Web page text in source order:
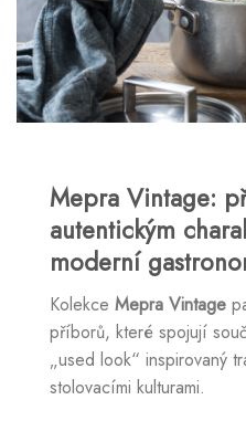
Mepra Vintage:
autentickým
moderní
Kolekce Mepra Vintage
příborů, které spojují
„used look“ inspirovaný
stolovacími kulturami.